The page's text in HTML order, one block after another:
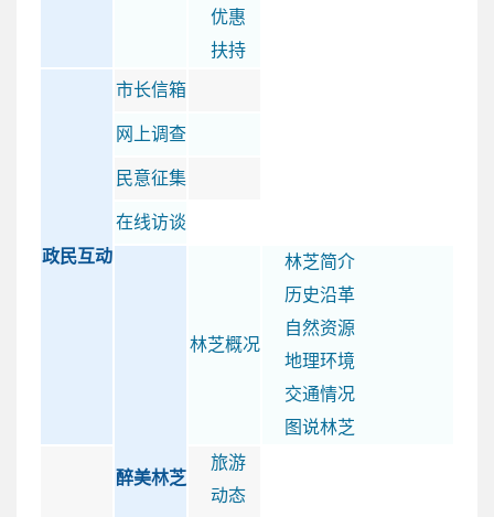
优惠
扶持
政民互动
市长信箱
网上调查
民意征集
在线访谈
醉美林芝
林芝概况
林芝简介
历史沿革
自然资源
地理环境
交通情况
图说林芝
旅游
动态